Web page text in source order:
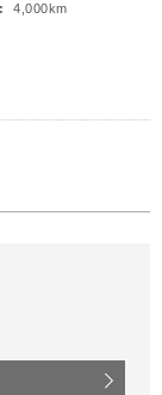
4,000km